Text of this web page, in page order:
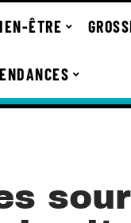
ÊTRE